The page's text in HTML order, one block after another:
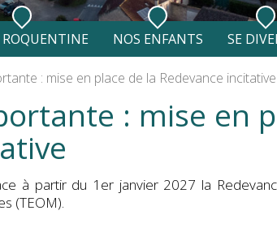
dans l'Agglo
& artisans
Santé
de santé
NOS ENFANTS
Assistantes Maternelles Du Roquentin
Restaurant scolaire
Accueil Périscolaire Communautaire
Accueil de Loisir Communautaire de
SE
Salles
Bibliothèque
: mise en place de la Redevance incitative
: mise en
à partir du 1er janvier 2027 la
(TEOM).